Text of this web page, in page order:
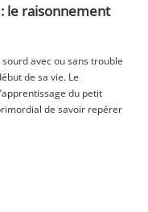
le raisonnement
avec ou sans trouble
de sa vie. Le
du petit
de savoir repérer